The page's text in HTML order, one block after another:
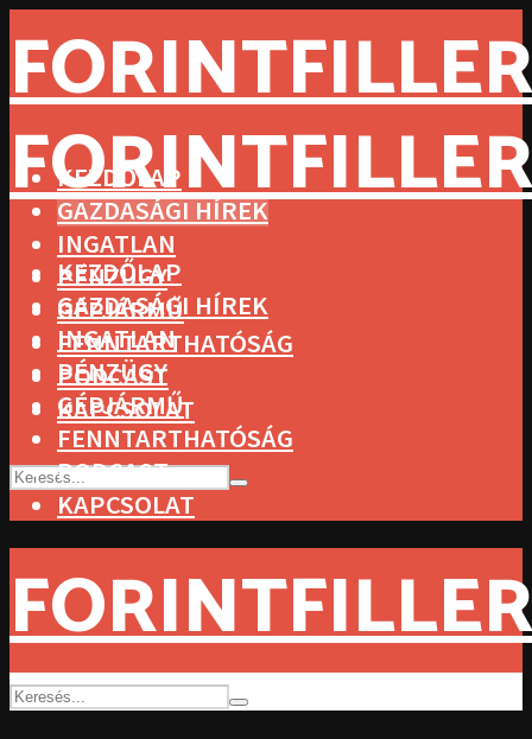
KEZDŐLAP
GAZDASÁGI HÍREK
INGATLAN
PÉNZÜGY
GÉPJÁRMŰ
FENNTARTHATÓSÁG
PODCAST
KAPCSOLAT
KEZDŐLAP
GAZDASÁGI HÍREK
INGATLAN
PÉNZÜGY
GÉPJÁRMŰ
FENNTARTHATÓSÁG
PODCAST
KAPCSOLAT